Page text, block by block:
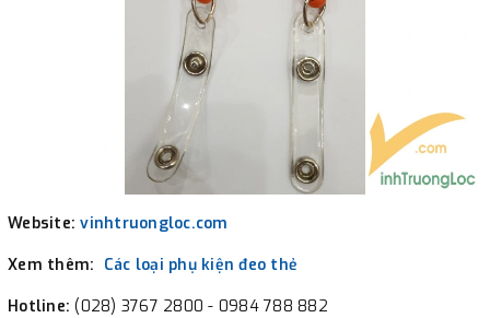
Website:vinhtruongloc.com
Xem thêm: Các loại phụ kiện đeo thẻ
Hotline:(028) 3767 2800 - 0984 788 882